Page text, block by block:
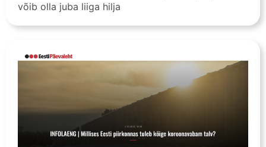
võib olla juba liiga hilja